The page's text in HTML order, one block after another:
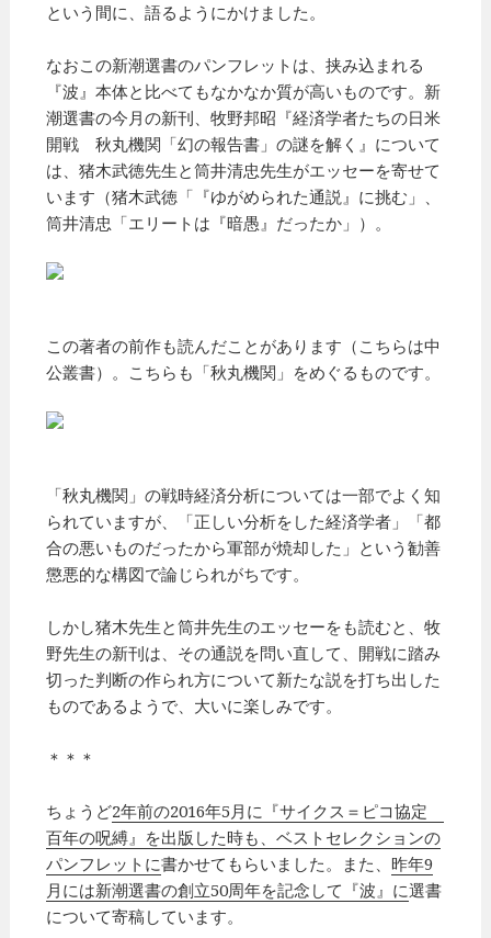
という間に、語るようにかけました。
なおこの新潮選書のパンフレットは、挟み込まれる
『波』本体と比べてもなかなか質が高いものです。新
潮選書の今月の新刊、牧野邦昭『経済学者たちの日米
開戦 秋丸機関「幻の報告書」の謎を解く』について
は、猪木武徳先生と筒井清忠先生がエッセーを寄せて
います（猪木武徳「『ゆがめられた通説』に挑む」、
筒井清忠「エリートは『暗愚』だったか」）。
この著者の前作も読んだことがあります（こちらは中
公叢書）。こちらも「秋丸機関」をめぐるものです。
「秋丸機関」の戦時経済分析については一部でよく知
られていますが、「正しい分析をした経済学者」「都
合の悪いものだったから軍部が焼却した」という勧善
懲悪的な構図で論じられがちです。
しかし猪木先生と筒井先生のエッセーをも読むと、牧
野先生の新刊は、その通説を問い直して、開戦に踏み
切った判断の作られ方について新たな説を打ち出した
ものであるようで、大いに楽しみです。
＊＊＊
ちょうど2年前の2016年5月に『サイクス＝ピコ協定
百年の呪縛』を出版した時も、ベストセレクションの
パンフレットに書かせてもらいました。また、 昨年9
月には新潮選書の創立50周年を記念して『波』に選書
について寄稿しています。